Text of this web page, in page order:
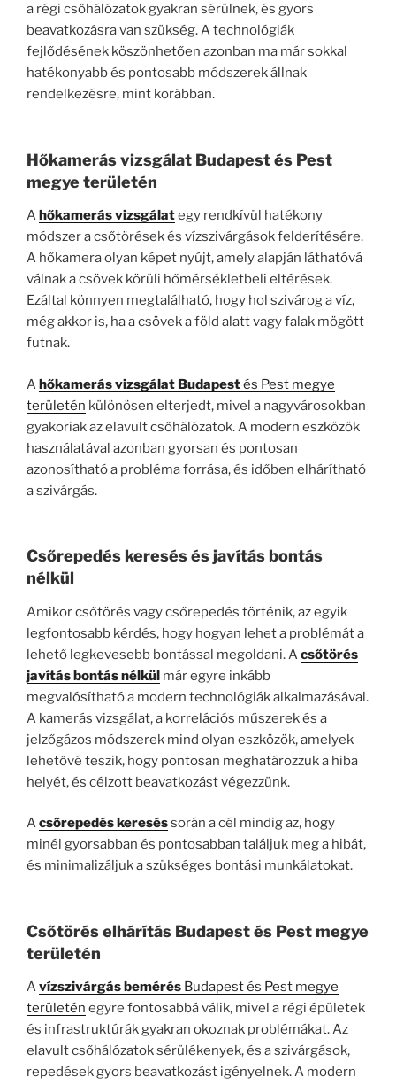
a régi csőhálózatok gyakran sérülnek, és gyors
beavatkozásra van szükség. A technológiák
fejlődésének köszönhetően azonban ma már sokkal
hatékonyabb és pontosabb módszerek állnak
rendelkezésre, mint korábban.
Hőkamerás vizsgálat Budapest és Pest
megye területén
Ahőkamerás vizsgálategy rendkívül hatékony
módszer a csőtörések és vízszivárgások felderítésére.
A hőkamera olyan képet nyújt, amely alapján láthatóvá
válnak a csövek körüli hőmérsékletbeli eltérések.
Ezáltal könnyen megtalálható, hogy hol szivárog a víz,
még akkor is, ha a csövek a föld alatt vagy falak mögött
futnak.
Ahőkamerás vizsgálat Budapestés Pest megye
területén különösen elterjedt, mivel a nagyvárosokban
gyakoriak az elavult csőhálózatok. A modern eszközök
használatával azonban gyorsan és pontosan
azonosítható a probléma forrása, és időben elhárítható
a szivárgás.
Csőrepedés keresés és javítás bontás
nélkül
Amikor csőtörés vagy csőrepedés történik, az egyik
legfontosabb kérdés, hogy hogyan lehet a problémát a
lehető legkevesebb bontással megoldani. Acsőtörés
javítás bontás nélkül már egyre inkább
megvalósítható a modern technológiák alkalmazásával.
A kamerás vizsgálat, a korrelációs műszerek és a
jelzőgázos módszerek mind olyan eszközök, amelyek
lehetővé teszik, hogy pontosan meghatározzuk a hiba
helyét, és célzott beavatkozást végezzünk.
Acsőrepedés kereséssorán a cél mindig az, hogy
minél gyorsabban és pontosabban találjuk meg a hibát,
és minimalizáljuk a szükséges bontási munkálatokat.
Csőtörés elhárítás Budapest és Pest megye
területén
Avízszivárgás bemérés Budapest és Pest megye
területén egyre fontosabbá válik, mivel a régi épületek
és infrastruktúrák gyakran okoznak problémákat. Az
elavult csőhálózatok sérülékenyek, és a szivárgások,
repedések gyors beavatkozást igényelnek. A modern